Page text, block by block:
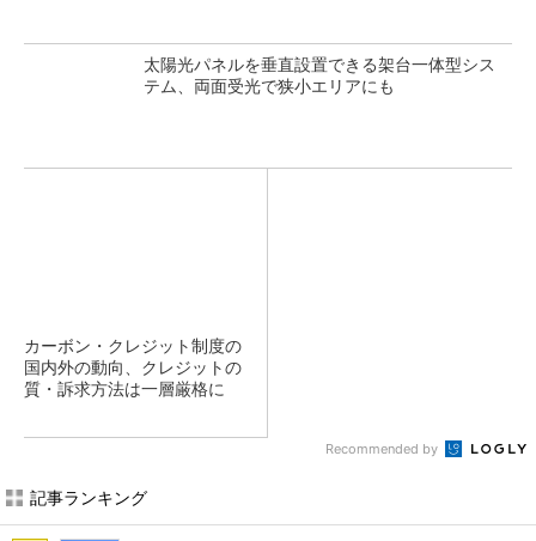
太陽光パネルを垂直設置できる架台一体型シス
テム、両面受光で狭小エリアにも
カーボン・クレジット制度の
国内外の動向、クレジットの
質・訴求方法は一層厳格に
Recommended by
記事ランキング